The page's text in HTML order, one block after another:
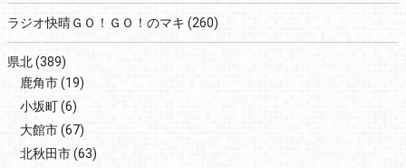
ラジオ快晴ＧＯ！ＧＯ！のマキ (260)
県北(389)
鹿角市(19)
小坂町(6)
大館市(67)
北秋田市(63)